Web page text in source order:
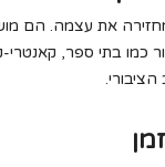
את עצמה. הם מושכים
כמו בתי ספר,